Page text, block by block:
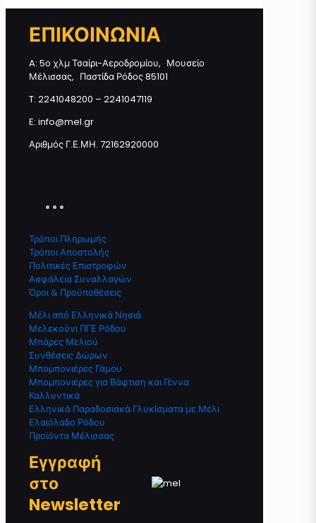
"Πεταλούδα" με Μελεκούνι
ποσότητα
Προσθήκη στο καλάθι
ΕΠΙΚΟΙΝΩΝΙΑ
A: 5ο χλμ Τσαίρι-Αεροδρομίου, Μουσείο
Μέλισσας, Παστίδα Ρόδος 85101
T: 2241048200 – 2241047119
E: info@mel.gr
Αριθμός Γ.Ε.ΜΗ. 72162920000
Τρόποι Πληρωμής
Τρόποι Αποστολής
Πολιτικές Επιστροφών
Ασφάλεια Συναλλαγών
Όροι & Προϋποθέσεις
Μέλι από Ελληνικά Νησιά
Μελεκούνι ΠΓΕ Ρόδου
Μπάρες Μελιού
Συνθέσεις Δώρων
Μπομπονιέρες Γάμου
Μπομπονιέρες για Βάφτιση και Γέννα
Καλλυντικά
Ελληνικά Παραδοσιακά Γλυκίσματα με Μέλι
Ελαιόλαδο Ρόδου
Προϊόντα Μέλισσας
Εγγραφή
στο
Newsletter